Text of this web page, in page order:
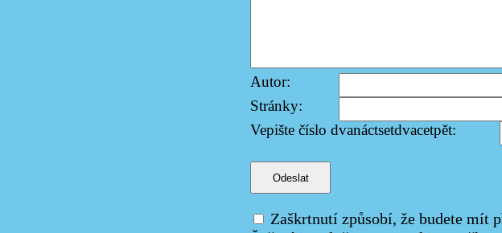
Autor:
Stránky:
Vepište číslo dvanáctsetdvacetpět:
Zaškrtnutí způsobí, že budete mít